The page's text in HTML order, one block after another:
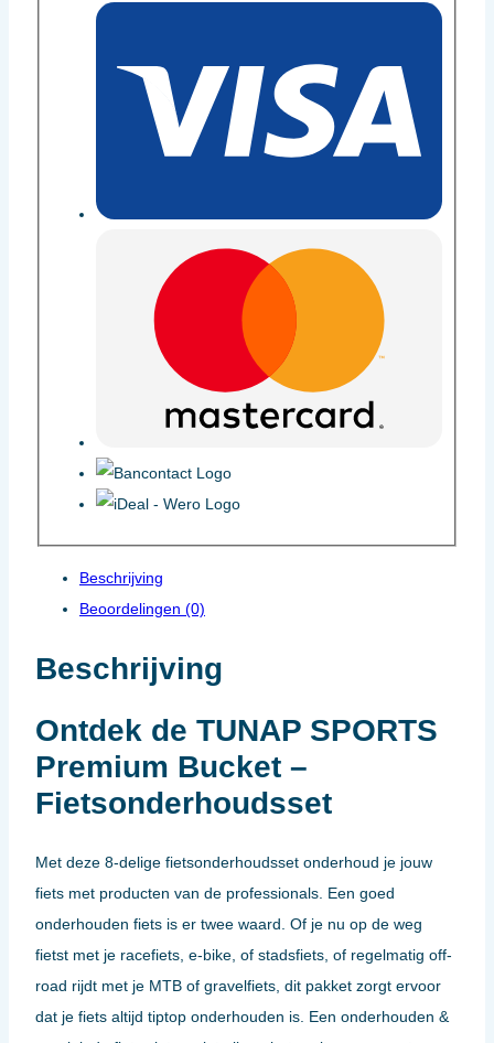
Beschrijving
Beoordelingen (0)
Beschrijving
Ontdek de TUNAP SPORTS
Premium Bucket –
Fietsonderhoudsset
Met deze 8-delige fietsonderhoudsset onderhoud je jouw
fiets met producten van de professionals. Een goed
onderhouden fiets is er twee waard. Of je nu op de weg
fietst met je racefiets, e-bike, of stadsfiets, of regelmatig off-
road rijdt met je MTB of gravelfiets, dit pakket zorgt ervoor
dat je fiets altijd tiptop onderhouden is. Een onderhouden &